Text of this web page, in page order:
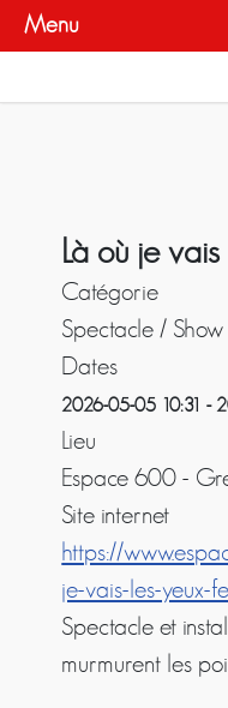
Là où je
Catégorie
Spectacle / Show
Dates
2026-05-05 10:31 -
Lieu
Espace 600 -
Site internet
https://
je-vais-les-yeux-
Spectacle et
murmurent les
Menu